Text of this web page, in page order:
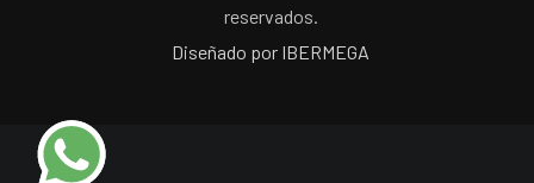
reservados.
Diseñado por IBERMEGA